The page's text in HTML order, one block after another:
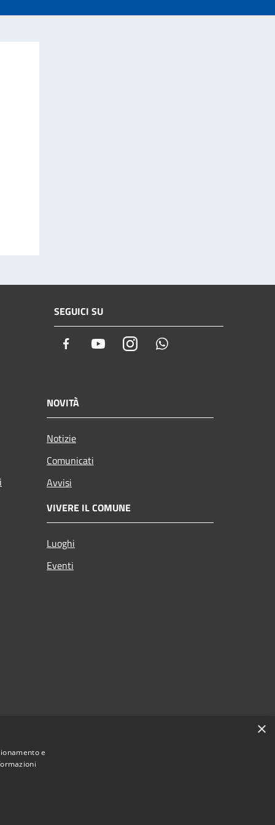
SEGUICI SU
Facebook YoutubeInstagram
NOVITÀ
Notizie
Comunicati
Avvisi
VIVERE IL COMUNE
Luoghi
Eventi
×
e